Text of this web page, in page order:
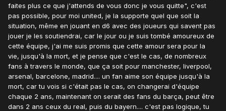
faites plus ce que j'attends de vous donc je vous quitte", c'est
pas possible, pour moi united, je la supporte quel que soit la
situation, même en jouant en d6 avec des joueurs qui savent pas
jouer je les soutiendrai, car le jour ou je suis tombé amoureux de
cette équipe, j'ai me suis promis que cette amour sera pour la
vie, jusqu'à la mort, et je pense que c'est le cas, de nombreux
fans à travers le monde, que ça soit pour manchester, liverpool,
arsenal, barcelone, madrid.... un fan aime son équipe jusqu'à la
mort, car tu vois si c'était pas le cas, on changerai d'équipe
chaque 2 ans, maintenant on serait des fans du barça, peut être
dans 2 ans ceux du real, puis du bayern.... c'est pas logique, tu